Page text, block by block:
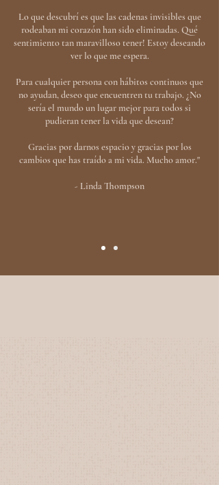
Lo que descubrí es que las cadenas invisibles que
rodeaban mi corazón han sido eliminadas. Qué
sentimiento tan maravilloso tener! Estoy deseando
ver lo que me espera.
Para cualquier persona con hábitos continuos que
no ayudan, deseo que encuentren tu trabajo. ¿No
sería el mundo un lugar mejor para todos si
pudieran tener la vida que desean?
Gracias por darnos espacio y gracias por los
cambios que has traído a mi vida. Mucho amor."
- Linda Thompson